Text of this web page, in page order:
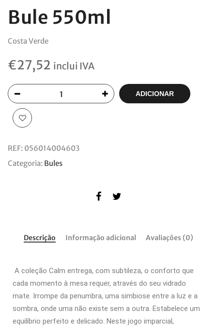
Bule 550ml
Costa Verde
€27,52 inclui IVA
ADICIONAR
REF: 056014004603
Categoria: Bules
Descrição Informação adicional Avaliações (0)
A coleção Calm entrega, com subtileza, o conforto que
cada momento à mesa requer, através do seu vidrado
mate. Irrompe da penumbra, uma simbiose entre a luz e a
sombra, onde uma não existe sem a outra. Estabelece um
equilíbrio perfeito e delicado. Neste jogo imparcial,